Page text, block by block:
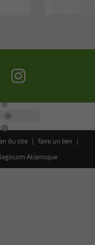
du site
faire un lien
Atlantique